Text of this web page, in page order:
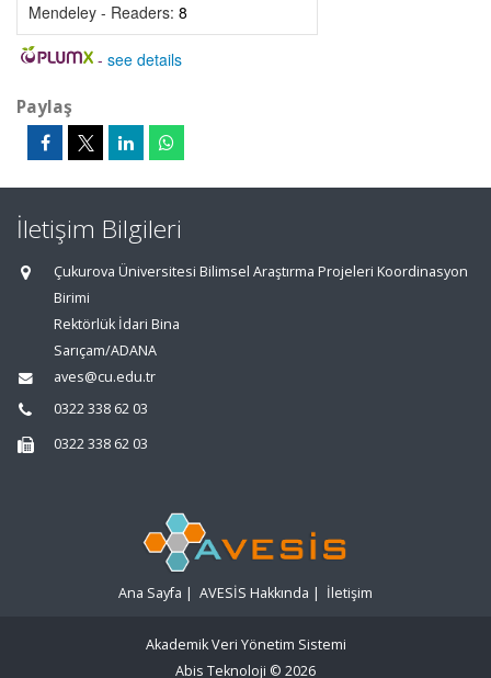
Mendeley - Readers: 8
- see details
Paylaş
İletişim Bilgileri
Çukurova Üniversitesi Bilimsel Araştırma Projeleri Koordinasyon
Birimi
Rektörlük İdari Bina
Sarıçam/ADANA
aves@cu.edu.tr
0322 338 62 03
0322 338 62 03
Ana Sayfa | AVESİS Hakkında | İletişim
Akademik Veri Yönetim Sistemi
Abis Teknoloji © 2026